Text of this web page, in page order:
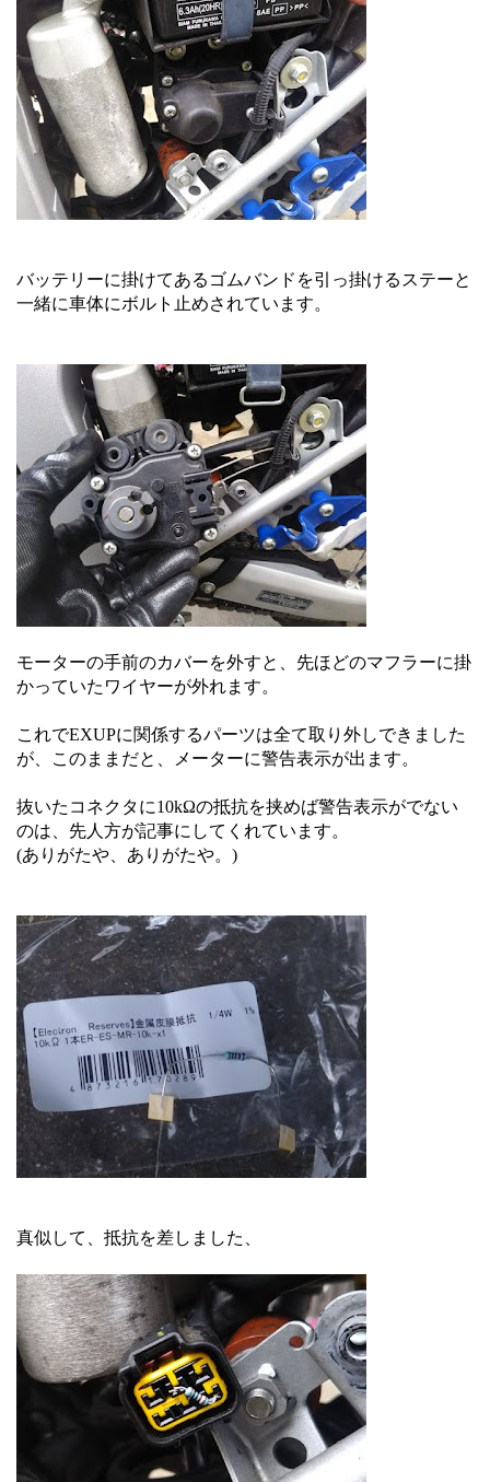
バッテリーに掛けてあるゴムバンドを引っ掛けるステーと
一緒に車体にボルト止めされています。
モーターの手前のカバーを外すと、先ほどのマフラーに掛
かっていたワイヤーが外れます。
これでEXUPに関係するパーツは全て取り外しできました
が、このままだと、メーターに警告表示が出ます。
抜いたコネクタに10kΩの抵抗を挟めば警告表示がでない
のは、先人方が記事にしてくれています。
(ありがたや、ありがたや。)
真似して、抵抗を差しました、